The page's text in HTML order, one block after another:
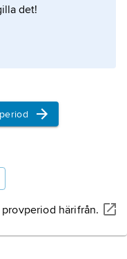
sonsöner
Magnus
det!
härifrån.